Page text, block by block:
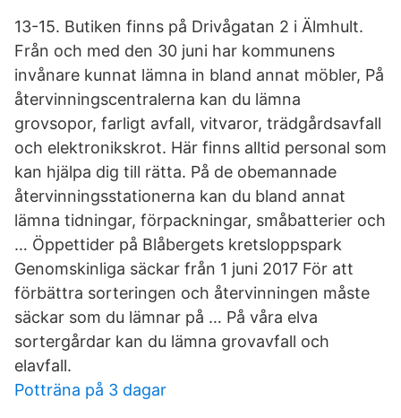
13-15. Butiken finns på Drivågatan 2 i Älmhult.
Från och med den 30 juni har kommunens
invånare kunnat lämna in bland annat möbler, På
återvinningscentralerna kan du lämna
grovsopor, farligt avfall, vitvaror, trädgårdsavfall
och elektronikskrot. Här finns alltid personal som
kan hjälpa dig till rätta. På de obemannade
återvinningsstationerna kan du bland annat
lämna tidningar, förpackningar, småbatterier och
… Öppettider på Blåbergets kretsloppspark
Genomskinliga säckar från 1 juni 2017 För att
förbättra sorteringen och återvinningen måste
säckar som du lämnar på … På våra elva
sortergårdar kan du lämna grovavfall och
elavfall.
Potträna på 3 dagar